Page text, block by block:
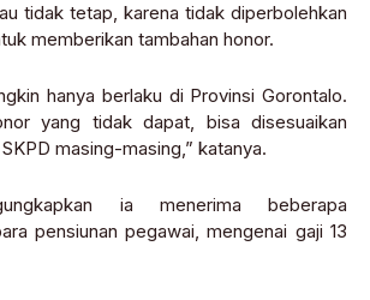
tidak tetap, karena tidak diperbolehkan
memberikan tambahan honor.
hanya berlaku di Provinsi Gorontalo.
yang tidak dapat, bisa disesuaikan
masing-masing,” katanya.
ia menerima beberapa
pensiunan pegawai, mengenai gaji 13